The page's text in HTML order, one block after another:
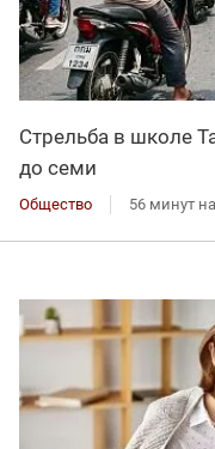
Стрельба в школе
до семи
Общество 56 минут